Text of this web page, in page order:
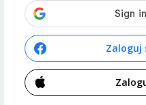
Zaloguj